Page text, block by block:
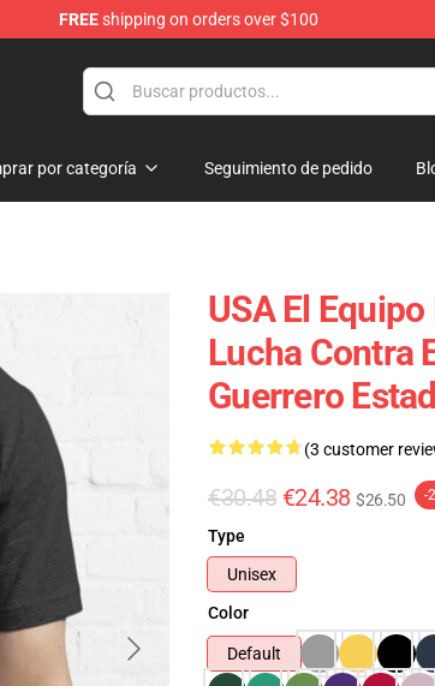
FREEshipping on orders over $100
por categoría Seguimiento de pedido
USA El
Lucha Contra
Guerrero
(3 customer
€30.48 €24.38 $26.50 -
Type
Unisex
Color
Default